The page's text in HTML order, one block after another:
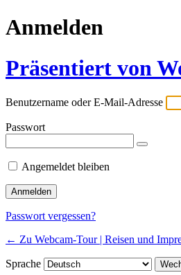
Anmelden
Präsentiert von
Benutzername oder E-Mail-Adresse
Passwort
Angemeldet bleiben
Passwort vergessen?
← Zu Webcam-Tour | Reisen und
Sprache